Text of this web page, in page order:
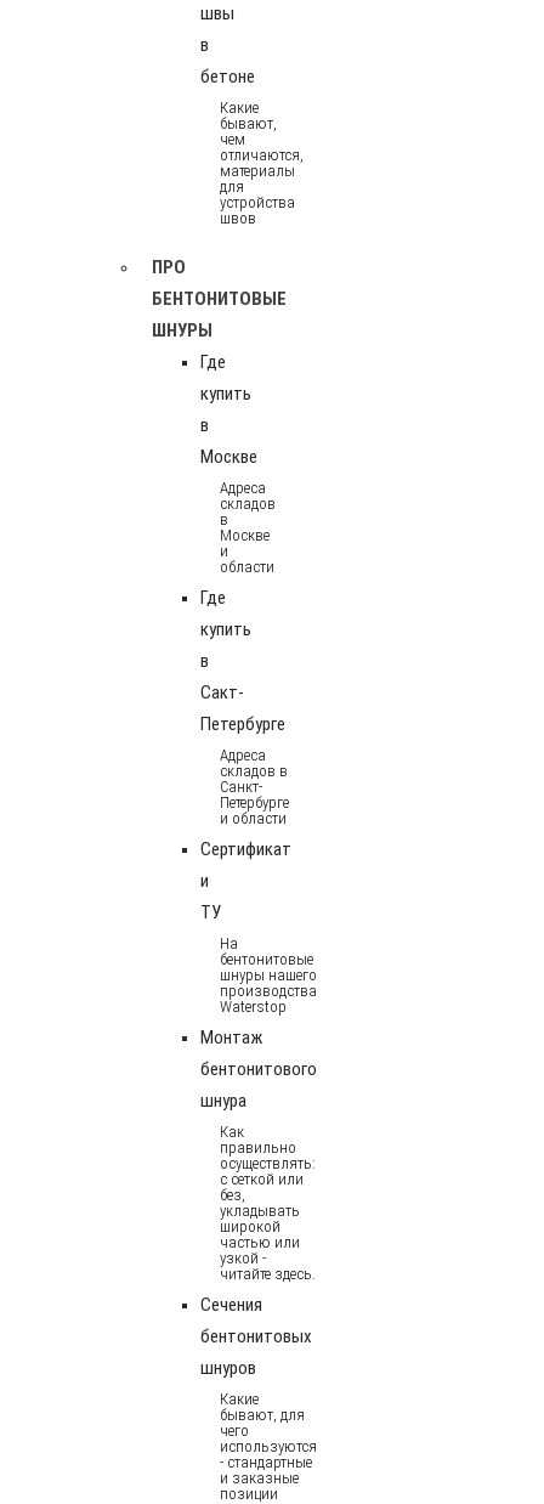
швы
в
бетоне
Какие
бывают,
чем
отличаются,
материалы
для
устройства
швов
ПРО
БЕНТОНИТОВЫЕ
ШНУРЫ
Где
купить
в
Москве
Адреса
складов
в
Москве
и
области
Где
купить
в
Сакт-
Петербурге
Адреса
складов в
Санкт-
Петербурге
и области
Сертификат
и
ТУ
На
бентонитовые
шнуры нашего
производства
Waterstop
Монтаж
бентонитового
шнура
Как
правильно
осуществлять:
с сеткой или
без,
укладывать
широкой
частью или
узкой -
читайте здесь.
Сечения
бентонитовых
шнуров
Какие
бывают, для
чего
используются
- стандартные
и заказные
позиции